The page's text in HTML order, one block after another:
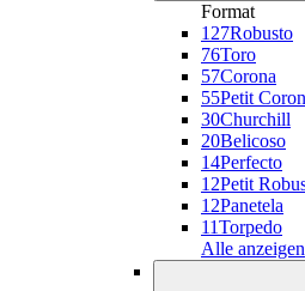
Format
127Robusto
76Toro
57Corona
55Petit
30Churchill
20Belicoso
14Perfecto
12Petit
12Panetela
11Torpedo
Alle anzeigen